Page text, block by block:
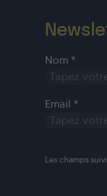
Nom *
Email *
Les champs